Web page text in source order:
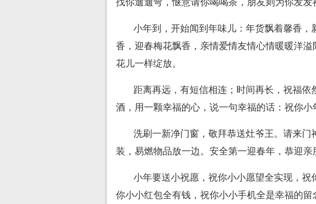
找你遛遛弯，惬意请你喝喝茶，朋友则为你发发
小年到，开始闻到年味儿：年货飘着馨香
香，迎春梅花飘香，亲情爱情友情心情暖暖洋
花儿一样绽放。
距离再远，有短信相连；时间再长，祝福
酒，用一颗幸福的心，说一句幸福的话：祝你小
洗刷一新净门窗，敬拜恭送灶爷王。请来
装，易燃物品放一边。安全第一迎春年，恭迎亲
小年要送小祝愿，祝你小小愿望全实现，
你小小红包全有钱，祝你小小手机全是幸福的留